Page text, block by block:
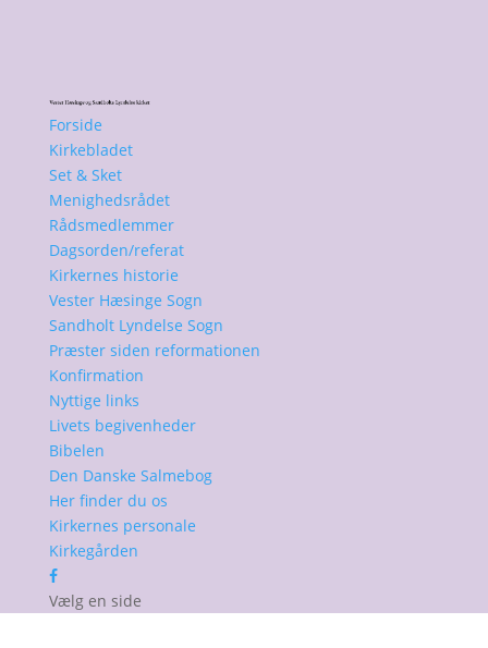
Forside
Kirkebladet
Set & Sket
Menighedsrådet
Rådsmedlemmer
Dagsorden/referat
Kirkernes historie
Vester Hæsinge Sogn
Sandholt Lyndelse Sogn
Præster siden reformationen
Konfirmation
Nyttige links
Livets begivenheder
Bibelen
Den Danske Salmebog
Her finder du os
Kirkernes personale
Kirkegården
Vælg en side